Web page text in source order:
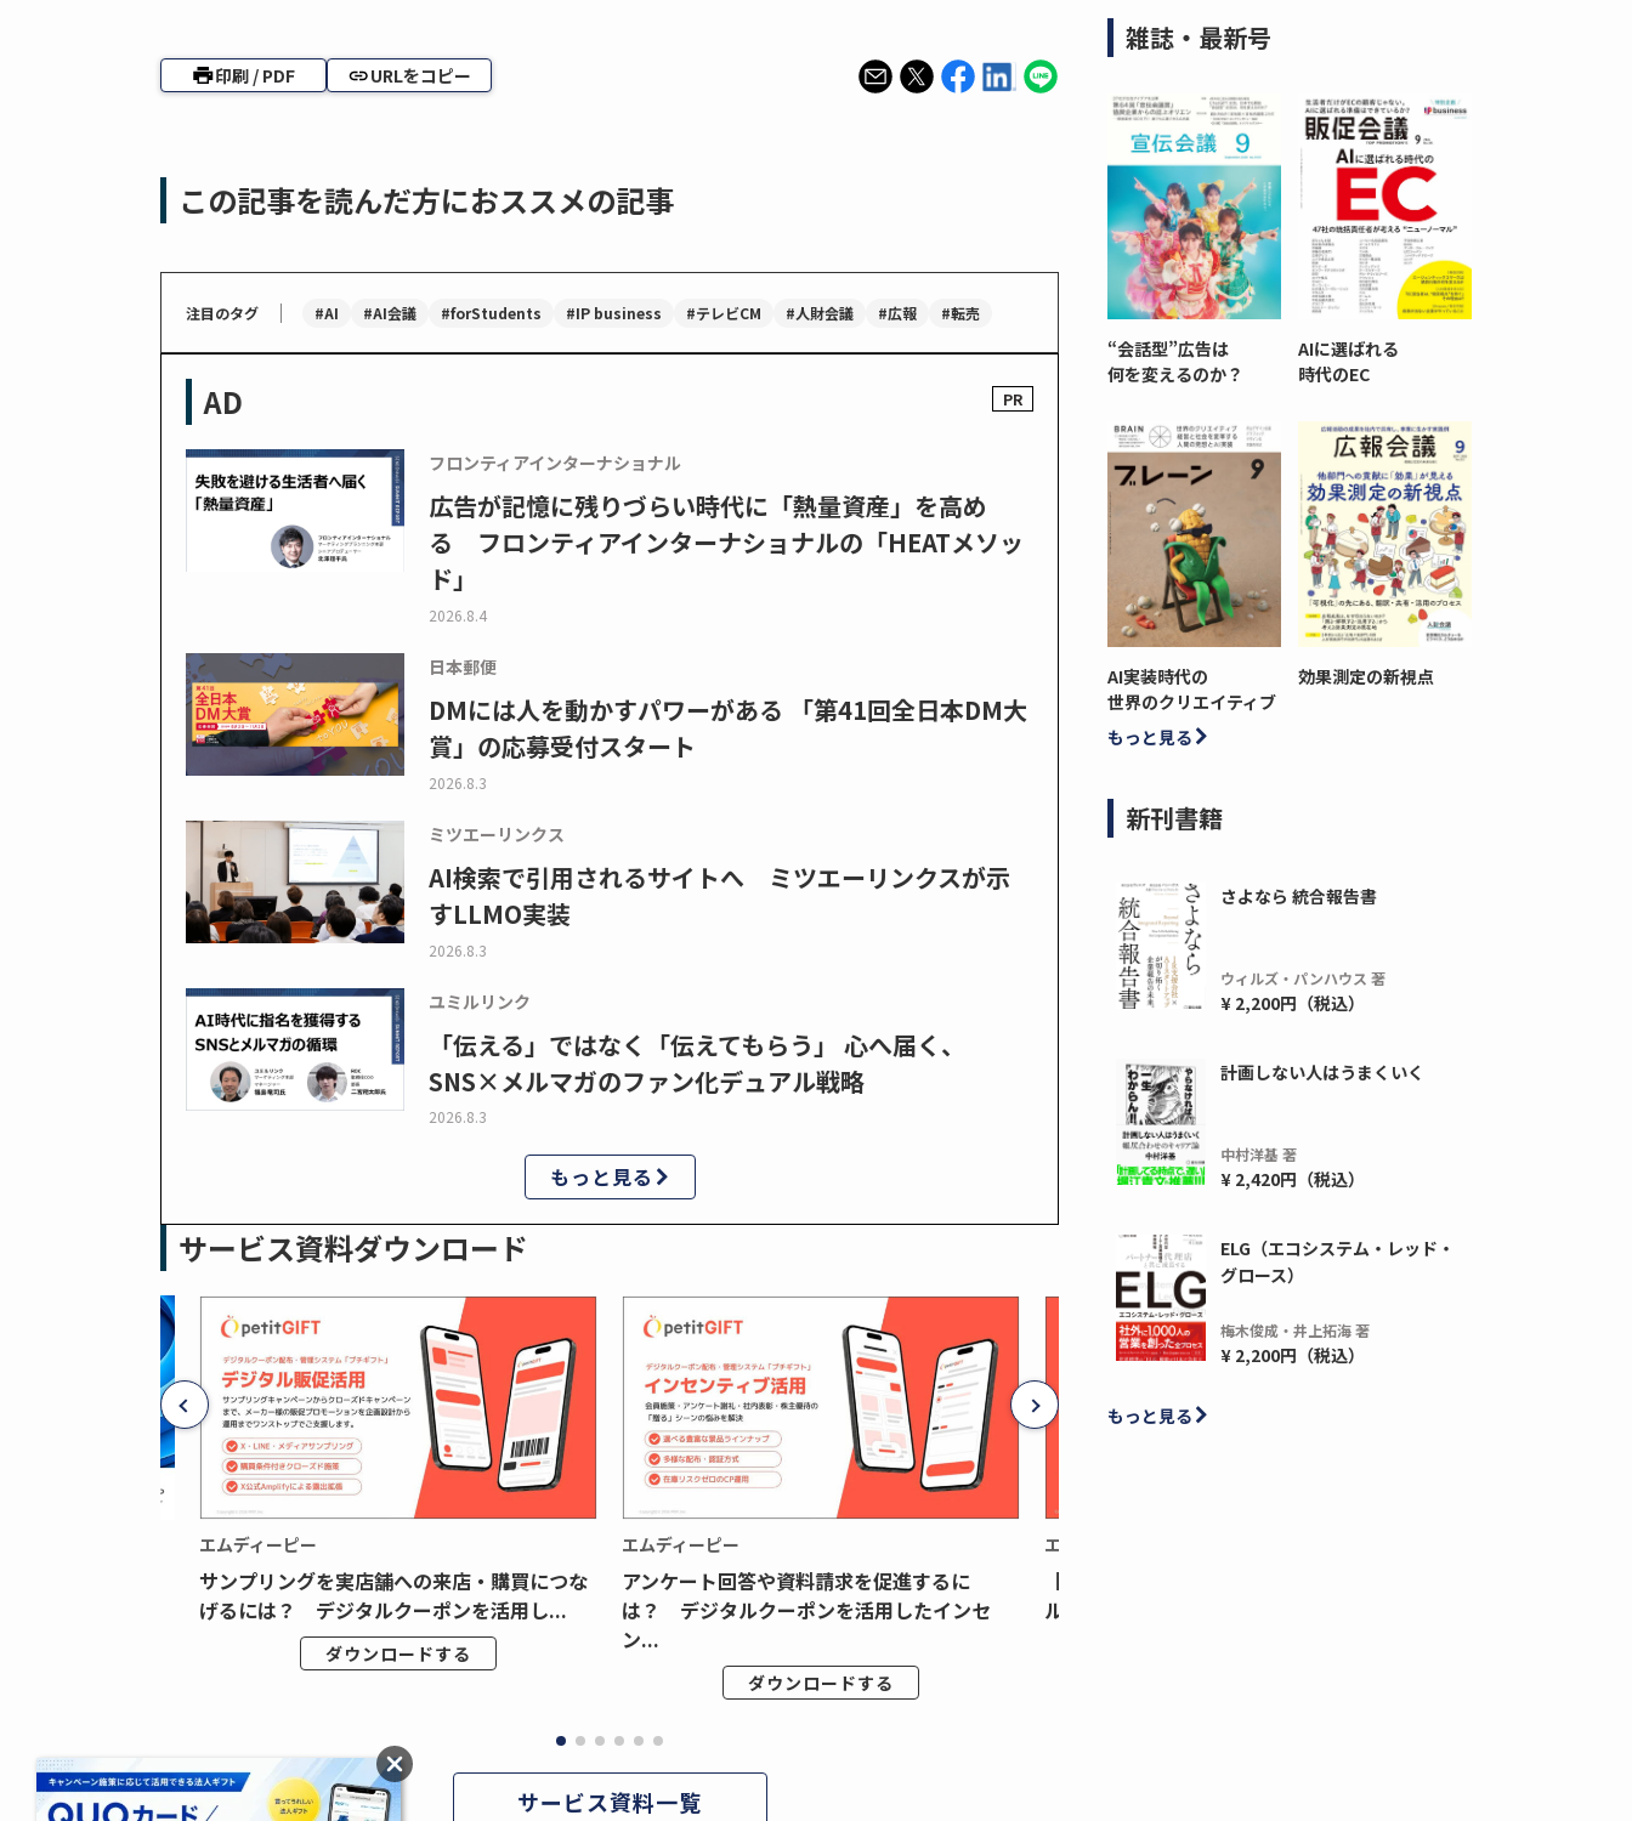
印刷 / PDF URLをコピー
この記事を読んだ方におススメの記事
注目のタグ ｜ #AI #AI会議 #forStudents #IP business #テレビCM #人財会議 #広報 #転売
AD
フロンティアインターナショナル
広告が記憶に残りづらい時代に「熱量資産」を高め
る フロンティアインターナショナルの「HEATメソッ
ド」
2026.8.4
日本郵便
DMには人を動かすパワーがある 「第41回全日本DM大
賞」の応募受付スタート
2026.8.3
ミツエーリンクス
AI検索で引用されるサイトへ ミツエーリンクスが示
すLLMO実装
2026.8.3
ユミルリンク
「伝える」ではなく「伝えてもらう」 心へ届く、
SNS×メルマガのファン化デュアル戦略
2026.8.3
もっと見る
サービス資料ダウンロード
エムディーピー
サンプリングを実店舗への来店・購買につな
げるには？ デジタルクーポンを活用し...
ダウンロードする
エムディーピー
アンケート回答や資料請求を促進するに
は？ デジタルクーポンを活用したインセ
ン...
ダウンロードする
エムディーピー
【月間1,000万本以上の配布実績！】デジタ
ルクーポンを活用した販促キャンペーンを...
サービス資料一覧
雑誌・最新号
“会話型”広告は
何を変えるのか？
AIに選ばれる
時代のEC
AI実装時代の
世界のクリエイティブ
効果測定の新視点
もっと見る
新刊書籍
さよなら 統合報告書
ウィルズ・パンハウス 著
¥ 2,200円（税込）
計画しない人はうまくいく
中村洋基 著
¥ 2,420円（税込）
ELG（エコシステム・レッド・
グロース）
梅木俊成・井上拓海 著
¥ 2,200円（税込）
もっと見る